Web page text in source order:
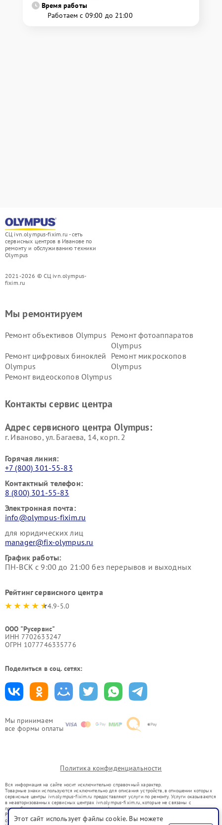
Время работы
Работаем с 09:00 до 21:00
СЦ ivn.olympus-fixim.ru - сеть
сервисных центров в Иванове по
ремонту и обслуживанию техники
Olympus
2021-2026 © СЦ ivn.olympus-
fixim.ru
Мы принимаем
все формы оплаты
Мы ремонтируем
Ремонт объективов Olympus Ремонт фотоаппаратов
Olympus
Ремонт цифровых биноклей
Olympus
Ремонт микроскопов
Olympus
Ремонт видеоскопов Olympus
Контакты сервис центра
Адрес сервисного центра Olympus:
г. Иваново, ул. Багаева, 14, корп. 2
Горячая линия:
+7 (800) 301-55-83
Контактный телефон:
8 (800) 301-55-83
Электронная почта:
info@olympus-fixim.ru
для юридических лиц
manager@fix-olympus.ru
График работы:
ПН-ВСК с 9:00 до 21:00 без перерывов и выходных
Рейтинг сервисного центра
4.9-5.0
ООО "Русервис"
ИНН 7702633247
ОГРН 1077746335776
Поделиться в соц. сетях:
Политика конфиденциальности
Вся информация на сайте носит исключительно справочный характер.
Товарные знаки используются исключительно для описания устройств, в отношении которых
сервисные центры ivn.olympus-fixim.ru предоставляют услуги по ремонту. Услуги оказываются
в неавторизованных сервисных центрах ivn.olympus-fixim.ru, которые не связаны с
правообладателями товарных знаков или их официальными представителями.
Ремонт осуществляется для устройств, уже введенных в гражданский оборот в соответствии
со статьей 1487 ГК РФ.
Этот сайт использует файлы cookie. Вы можете